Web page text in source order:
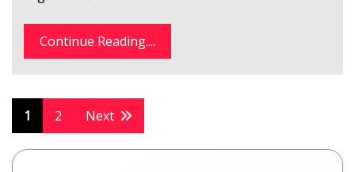
Continue Reading....
Posts
pagination
1 2 Next